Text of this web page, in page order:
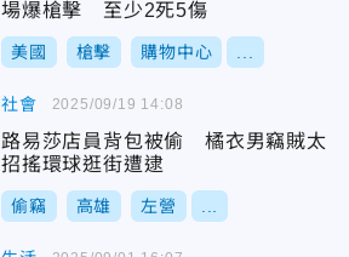
場爆槍擊 至少2死5傷
美國 槍擊 購物中心
社會
路易莎店員背包被偷 橘衣男竊賊太
招搖環球逛街遭逮
偷竊 高雄 左營
2025/09/19 14:08